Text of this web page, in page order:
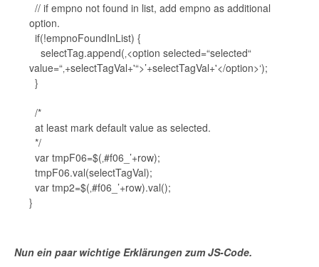
// if empno not found in list, add empno as additional
option.
if(!empnoFoundInList) {
selectTag.append(‚<option selected=“selected“
value=“‚+selectTagVal+'“>’+selectTagVal+'</option>‘);
}
/*
at least mark default value as selected.
*/
var tmpF06=$(‚#f06_’+row);
tmpF06.val(selectTagVal);
var tmp2=$(‚#f06_’+row).val();
}
Nun ein paar wichtige Erklärungen zum JS-Code.